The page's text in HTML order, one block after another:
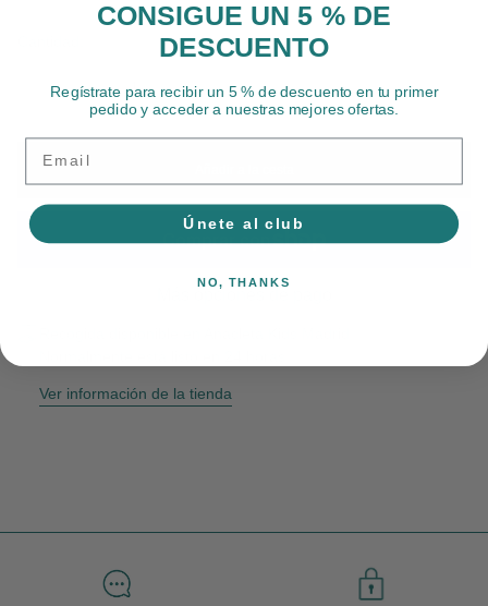
Más opciones de pago
Ver información de la tienda
CONSIGUE UN 5 % DE
DESCUENTO
Regístrate para recibir un 5 % de descuento en tu primer
pedido y acceder a nuestras mejores ofertas.
Email
Únete al club
NO, THANKS